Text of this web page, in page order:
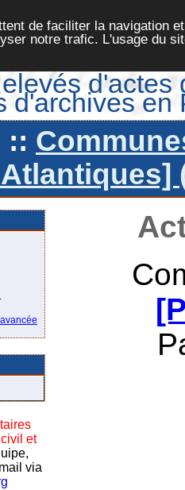
de faciliter la navigation
notre trafic. L'usage du
d'actes
d'archives en
::
et
via